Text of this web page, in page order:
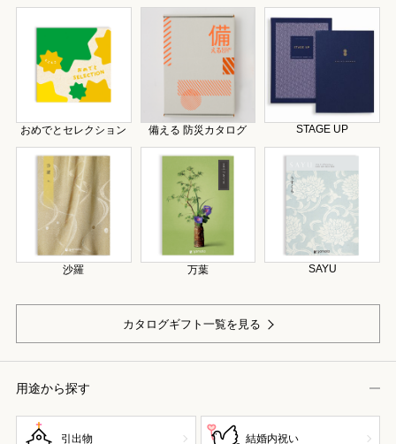
おめでとセレクション 備える 防災カタログ STAGE UP
沙羅 万葉 SAYU
カタログギフト一覧を見る
用途から探す
引出物 結婚内祝い